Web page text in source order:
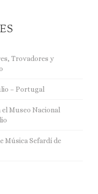
Trovadores y
– Portugal
Museo Nacional
Música Sefardí de